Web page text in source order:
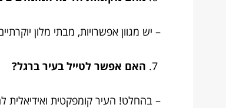
– יש מגוון אפשרויות, מבתי מלון
האם אפשר לטייל בעיר ברגל?
– בהחלט! העיר קומפקטית ואידיאלית